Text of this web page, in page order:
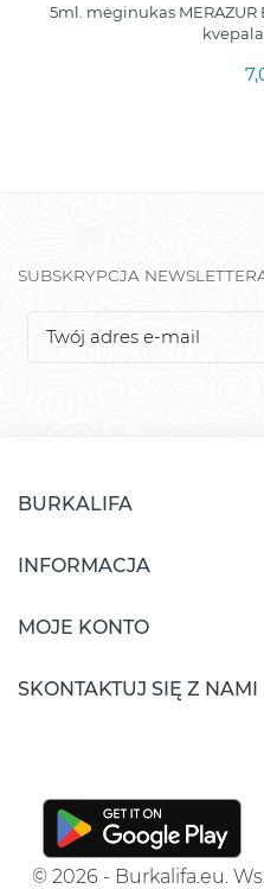
5ml. mėginukas MERAZUR
SUBSKRYPCJA
BURKALIFA
INFORMACJA
MOJE KONTO
SKONTAKTUJ SIĘ Z NAMI
© 2026 - Burkalifa.eu.